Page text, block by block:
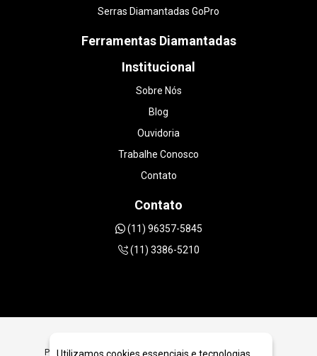
Serras Diamantadas GoPro
Ferramentas Diamantadas
Institucional
Sobre Nós
Blog
Ouvidoria
Trabalhe Conosco
Contato
Contato
(11) 96357-5845
(11) 3386-5210
Procurando Ferramentas Diamantadas para Polimento em